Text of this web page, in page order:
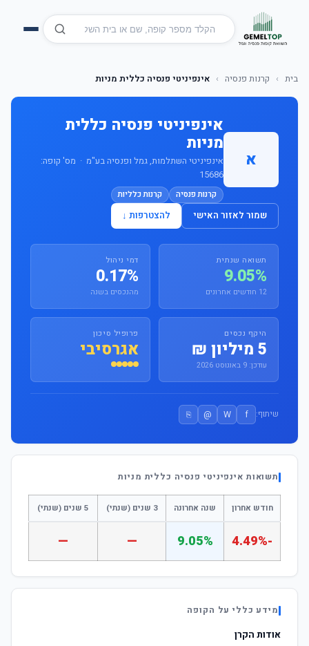
בית › קרנות פנסיה › אינפיניטי פנסיה כללית מניות
א
אינפיניטי פנסיה כללית
מניות
אינפיניטי השתלמות, גמל ופנסיה בע"מ · מס' קופה:
15686
קרנות פנסיה קרנות כלליות
שמור לאזור האישי להצטרפות ↓
תשואה שנתית
9.05%
12 חודשים אחרונים
דמי ניהול
0.17%
מהנכסים בשנה
היקף נכסים
5 מיליון ₪
עודכן: 9 באוגוסט 2026
פרופיל סיכון
אגרסיבי
שיתוף: f
W
@
⎘
תשואות אינפיניטי פנסיה כללית מניות
חודש אחרון שנה אחרונה 3 שנים (שנתי) 5 שנים (שנתי)
-4.49%
9.05%
—
—
מידע כללי על הקופה
אודות הקרן